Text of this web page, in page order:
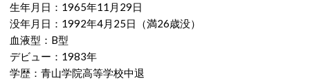
生年月日：1965年11月29日
没年月日：1992年4月25日（満26歳没）
血液型：B型
デビュー：1983年
学歴：青山学院高等学校中退